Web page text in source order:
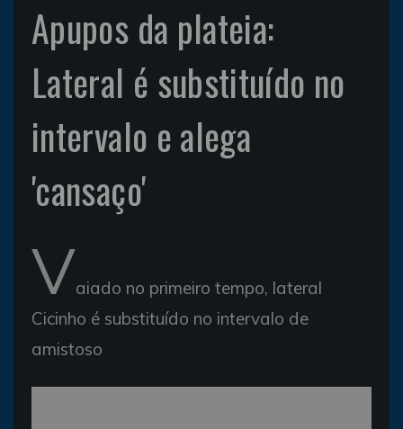
Apupos da plateia:
Lateral é substituído no
intervalo e alega
'cansaço'
Vaiado no primeiro tempo, lateral
Cicinho é substituído no intervalo de
amistoso